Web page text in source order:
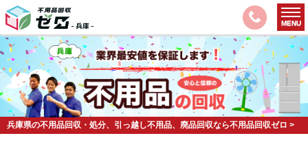
兵庫県の不用品回収・処分、引っ越し不用品、廃品回収なら不用品回収ゼロ >